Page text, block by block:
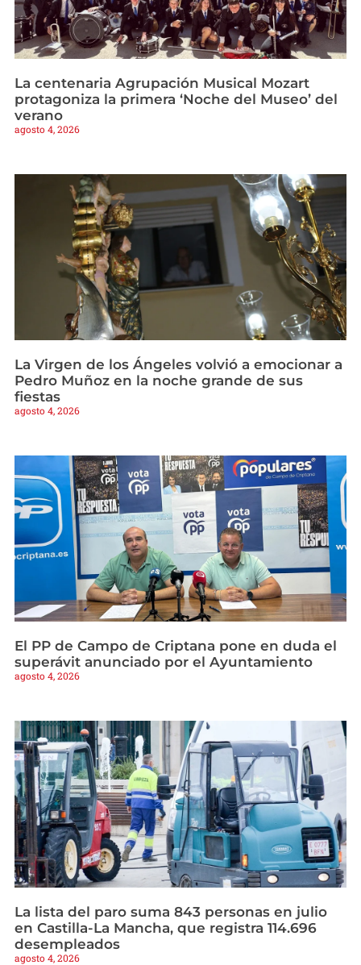
La centenaria Agrupación Musical Mozart
protagoniza la primera ‘Noche del Museo’ del
verano
agosto 4, 2026
La Virgen de los Ángeles volvió a emocionar a
Pedro Muñoz en la noche grande de sus
fiestas
agosto 4, 2026
El PP de Campo de Criptana pone en duda el
superávit anunciado por el Ayuntamiento
agosto 4, 2026
La lista del paro suma 843 personas en julio
en Castilla-La Mancha, que registra 114.696
desempleados
agosto 4, 2026